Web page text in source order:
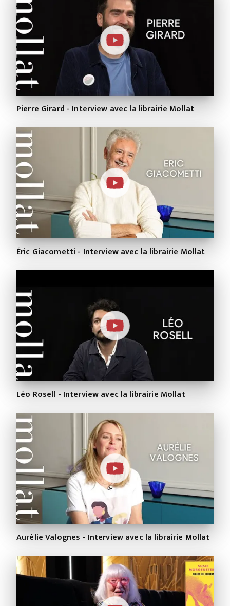
Pierre Girard - Interview avec la librairie Mollat
Éric Giacometti - Interview avec la librairie Mollat
Léo Rosell - Interview avec la librairie Mollat
Aurélie Valognes - Interview avec la librairie Mollat